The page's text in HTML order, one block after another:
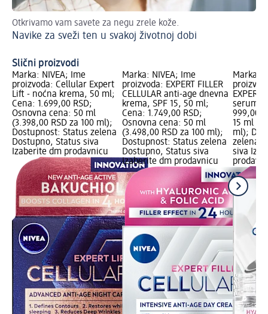
Otkrivamo vam savete za negu zrele kože.
Navike za sveži ten u svakoj životnoj dobi
Slični proizvodi
Marka: NIVEA; Ime
proizvoda: Cellular Expert
Lift - noćna krema, 50 ml;
Cena: 1.699,00 RSD;
Osnovna cena: 50 ml
(3.398,00 RSD za 100 ml);
Dostupnost: Status zelena
Dostupno, Status siva
Izaberite dm prodavnicu
Marka: NIVEA; Ime
proizvoda: EXPERT FILLER
CELLULAR anti-age dnevna
krema, SPF 15, 50 ml;
Cena: 1.749,00 RSD;
Osnovna cena: 50 ml
(3.498,00 RSD za 100 ml);
Dostupnost: Status zelena
Dostupno, Status siva
Izaberite dm prodavnicu
Marka:
serum
999,00
15 ml
ml);
zelena
siva